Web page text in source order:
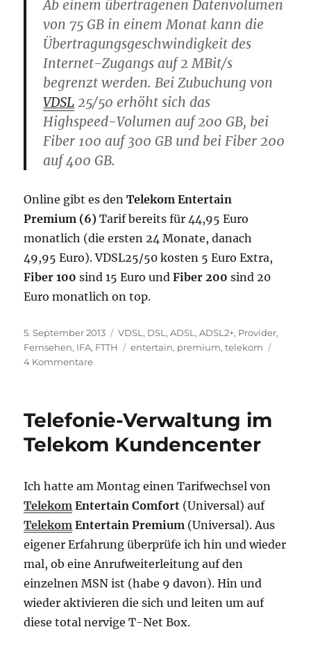
Ab einem übertragenen Datenvolumen
von 75 GB in einem Monat kann die
Übertragungsgeschwindigkeit des
Internet-Zugangs auf 2 MBit/s
begrenzt werden. Bei Zubuchung von
VDSL 25/50 erhöht sich das
Highspeed-Volumen auf 200 GB, bei
Fiber 100 auf 300 GB und bei Fiber 200
auf 400 GB.
Online gibt es denTelekom Entertain
Premium (6) Tarif bereits für 44,95 Euro
monatlich (die ersten 24 Monate, danach
49,95 Euro). VDSL25/50 kosten 5 Euro Extra,
Fiber 100 sind 15 Euro undFiber 200 sind 20
Euro monatlich on top.
Veröffentlicht
am
5. September 2013 Kategorien
VDSL , DSL, ADSL, ADSL2+, Provider,
Fernsehen, IFA, FTTH Schlagwörter
entertain, premium,telekom
4 Kommentarezu
(6)
wieder
Telefonie-Verwaltung im
Telekom Kundencenter
Ich hatte am Montag einen Tarifwechsel von
Telekom Entertain Comfort (Universal) auf
Telekom Entertain Premium (Universal). Aus
eigener Erfahrung überprüfe ich hin und wieder
mal, ob eine Anrufweiterleitung auf den
einzelnen MSN ist (habe 9 davon). Hin und
wieder aktivieren die sich und leiten um auf
diese total nervige T-Net Box.